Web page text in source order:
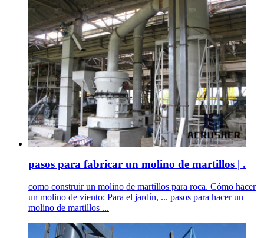
pasos para fabricar un molino de martillos | .
como construir un molino de martillos para roca. Cómo hacer
un molino de viento: Para el jardín, ... pasos para hacer un
molino de martillos ...